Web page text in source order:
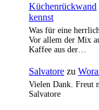
Küchenrückwand
kennst
Was für eine
Vor allem der Mix
Kaffee aus der…
Salvatore zu
Vielen Dank. Freut
Salvatore